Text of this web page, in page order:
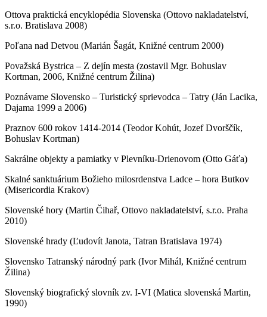
Ottova praktická encyklopédia Slovenska (Ottovo nakladatelství,
s.r.o. Bratislava 2008)
Poľana nad Detvou (Marián Šagát, Knižné centrum 2000)
Považská Bystrica – Z dejín mesta (zostavil Mgr. Bohuslav
Kortman, 2006, Knižné centrum Žilina)
Poznávame Slovensko – Turistický sprievodca – Tatry (Ján Lacika,
Dajama 1999 a 2006)
Praznov 600 rokov 1414-2014 (Teodor Kohút, Jozef Dvorščík,
Bohuslav Kortman)
Sakrálne objekty a pamiatky v Plevníku-Drienovom (Otto Gáťa)
Skalné sanktuárium Božieho milosrdenstva Ladce – hora Butkov
(Misericordia Krakov)
Slovenské hory (Martin Čihař, Ottovo nakladatelství, s.r.o. Praha
2010)
Slovenské hrady (Ľudovít Janota, Tatran Bratislava 1974)
Slovensko Tatranský národný park (Ivor Mihál, Knižné centrum
Žilina)
Slovenský biografický slovník zv. I-VI (Matica slovenská Martin,
1990)